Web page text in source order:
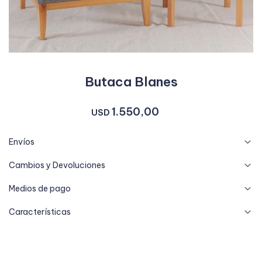
Butaca Blanes
USD 1.550,00
Envíos
Cambios y Devoluciones
Medios de pago
Características